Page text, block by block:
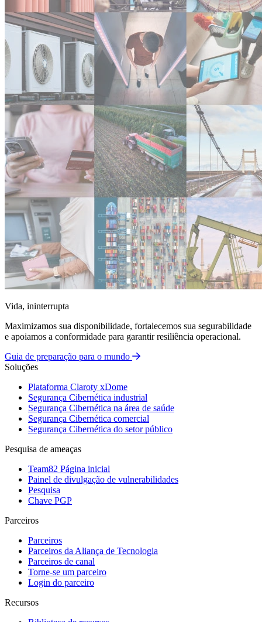
Vida, ininterrupta
Maximizamos sua disponibilidade, fortalecemos sua segurabilidade
e apoiamos a conformidade para garantir resiliência operacional.
Guia de preparação para o mundo
Soluções
Plataforma Claroty xDome
Segurança Cibernética industrial
Segurança Cibernética na área de saúde
Segurança Cibernética comercial
Segurança Cibernética do setor público
Pesquisa de ameaças
Team82 Página inicial
Painel de divulgação de vulnerabilidades
Pesquisa
Chave PGP
Parceiros
Parceiros
Parceiros da Aliança de Tecnologia
Parceiros de canal
Torne-se um parceiro
Login do parceiro
Recursos